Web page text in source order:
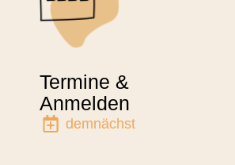
Termine &
Anmelden
demnächst